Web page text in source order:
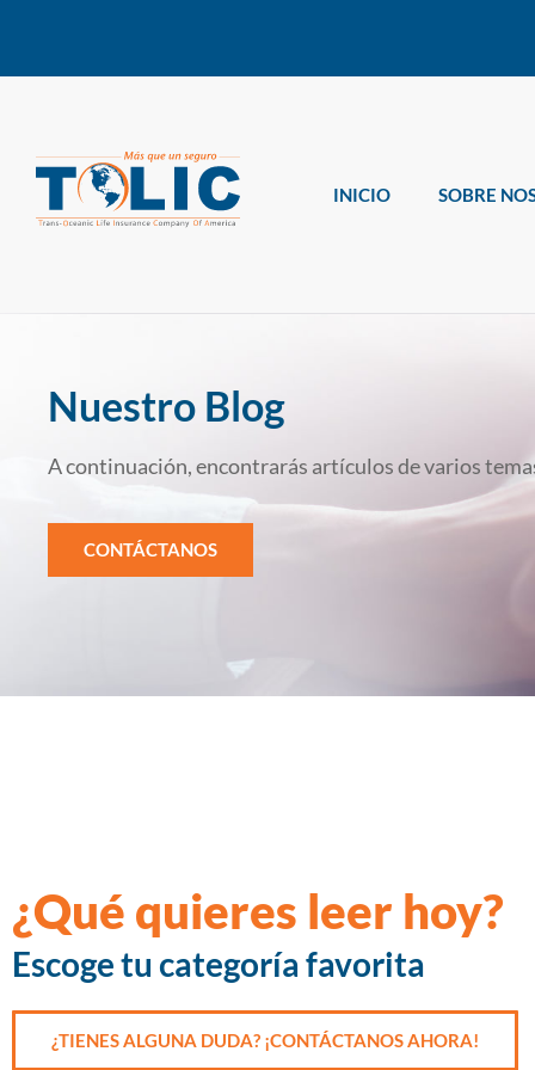
INICIO SOBRE
Nuestro Blog
A continuación, encontrarás artículos de varios
CONTÁCTANOS
¿Qué quieres leer hoy?
Escoge tu categoría favorita
¿TIENES ALGUNA DUDA? ¡CONTÁCTANOS AHORA!